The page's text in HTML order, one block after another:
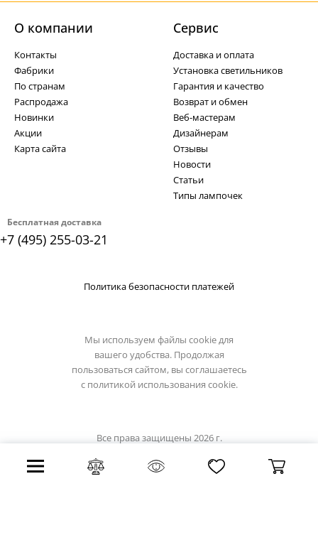
Бесплатная доставка
+7 (495) 255-03-21
О компании
Контакты
Фабрики
По странам
Распродажа
Новинки
Акции
Карта сайта
Cервис
Доставка и оплата
Установка светильников
Гарантия и качество
Возврат и обмен
Веб-мастерам
Дизайнерам
Отзывы
Новости
Статьи
Типы лампочек
Политика безопасности платежей
Мы используем файлы cookie для
вашего удобства. Продолжая
пользоваться сайтом, вы соглашаетесь
с политикой использования cookie.
Все права защищены 2026 г.